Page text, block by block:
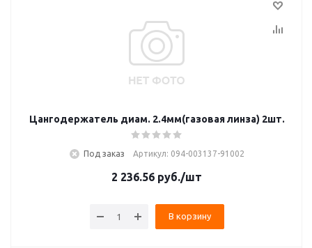
Цангодержатель диам. 2.4мм(газовая линза) 2шт.
Под заказ Артикул: 094-003137-91002
2 236.56 руб./шт
В корзину